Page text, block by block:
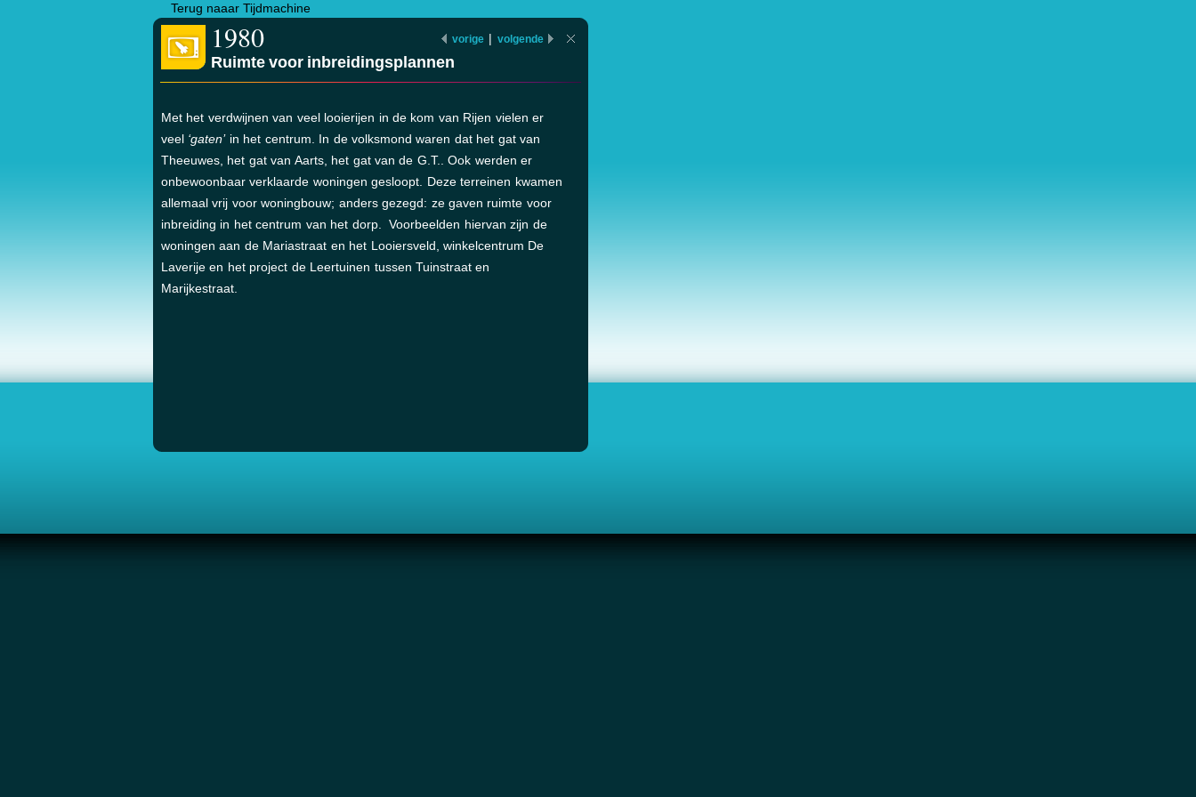
Terug naaar Tijdmachine
vorige | volgende
1980
Ruimte voor inbreidingsplannen
Met het verdwijnen van veel looierijen in de kom van Rijen vielen er
veel ‘gaten’in het centrum. In de volksmond waren dat het gat van
Theeuwes, het gat van Aarts, het gat van de G.T.. Ook werden er
onbewoonbaar verklaarde woningen gesloopt. Deze terreinen kwamen
allemaal vrij voor woningbouw; anders gezegd: ze gaven ruimte voor
inbreiding in het centrum van het dorp. Voorbeelden hiervan zijn de
woningen aan de Mariastraat en het Looiersveld, winkelcentrum De
Laverije en het project de Leertuinen tussen Tuinstraat en
Marijkestraat.